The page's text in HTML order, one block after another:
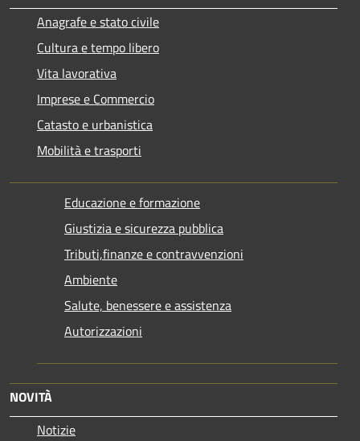
Anagrafe e stato civile
Cultura e tempo libero
Vita lavorativa
Imprese e Commercio
Catasto e urbanistica
Mobilità e trasporti
Educazione e formazione
Giustizia e sicurezza pubblica
Tributi,finanze e contravvenzioni
Ambiente
Salute, benessere e assistenza
Autorizzazioni
NOVITÀ
Notizie